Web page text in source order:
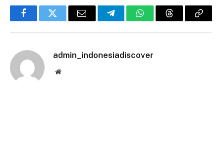
FacebookTwitter Email TelegramWhatsAppThreadsCopy
admin_indonesiadiscover
Website